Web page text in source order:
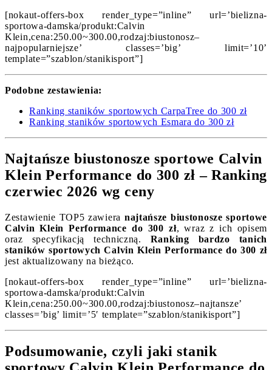
[nokaut-offers-box render_type=”inline” url=’bielizna-
sportowa-damska/produkt:Calvin
Klein,cena:250.00~300.00,rodzaj:biustonosz–
najpopularniejsze’ classes=’big’ limit=’10’
template=”szablon/stanikisport”]
Podobne zestawienia:
Ranking staników sportowych CarpaTree do 300 zł
Ranking staników sportowych Esmara do 300 zł
Najtańsze biustonosze sportowe Calvin
Klein Performance do 300 zł – Ranking
czerwiec 2026 wg ceny
Zestawienie TOP5 zawiera najtańsze biustonosze sportowe
Calvin Klein Performance do 300 zł, wraz z ich opisem
oraz specyfikacją techniczną. Ranking bardzo tanich
staników sportowych Calvin Klein Performance do 300 zł
jest aktualizowany na bieżąco.
[nokaut-offers-box render_type=”inline” url=’bielizna-
sportowa-damska/produkt:Calvin
Klein,cena:250.00~300.00,rodzaj:biustonosz–najtansze’
classes=’big’ limit=’5′ template=”szablon/stanikisport”]
Podsumowanie, czyli jaki stanik